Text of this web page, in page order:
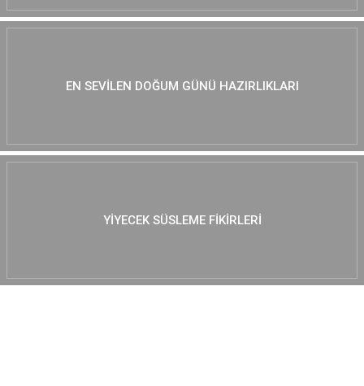
EN SEVILEN DOĞUM GÜNÜ HAZIRLIKLARI
YIYECEK SÜSLEME FIKIRLERI